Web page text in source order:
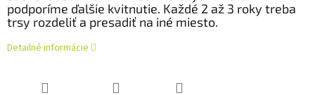
podporíme ďalšie kvitnutie. Každé 2 až 3 roky treba
trsy rozdeliť a presadiť na iné miesto.
Detailné informácie